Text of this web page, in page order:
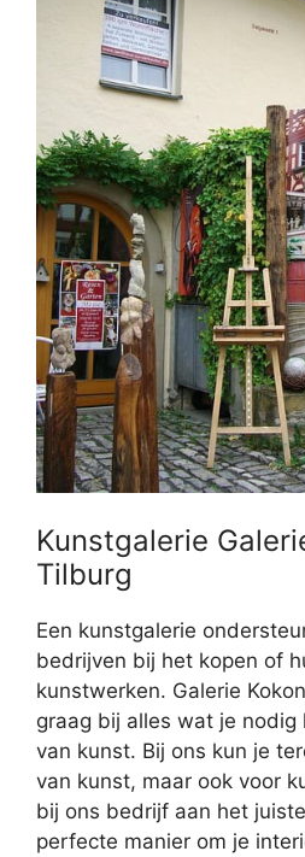
Kunstgalerie
Tilburg
Een kunstgalerie
bedrijven bij het kopen of
kunstwerken. Galerie
graag bij alles wat je
van kunst. Bij ons kun je
van kunst, maar ook voor
bij ons bedrijf aan het
perfecte manier om je